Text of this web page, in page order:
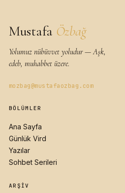
Mustafa Özbağ
Yolumuz nübüvvet yoludur — Aşk,
edeb, muhabbet üzere.
mozbag@mustafaozbag.com
BÖLÜMLER
Ana Sayfa
Günlük Vird
Yazılar
Sohbet Serileri
ARŞIV